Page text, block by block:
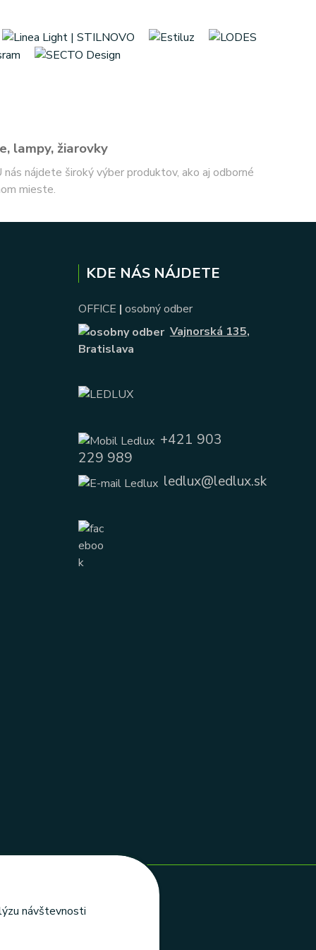
lampy, žiarovky
nájdete široký výber produktov, ako aj odborné
mieste.
KDE NÁS NÁJDETE
OFFICE | osobný odber
Vajnorská 135,
Bratislava
+421 903
229 989
ledlux@ledlux.sk
návštevnosti